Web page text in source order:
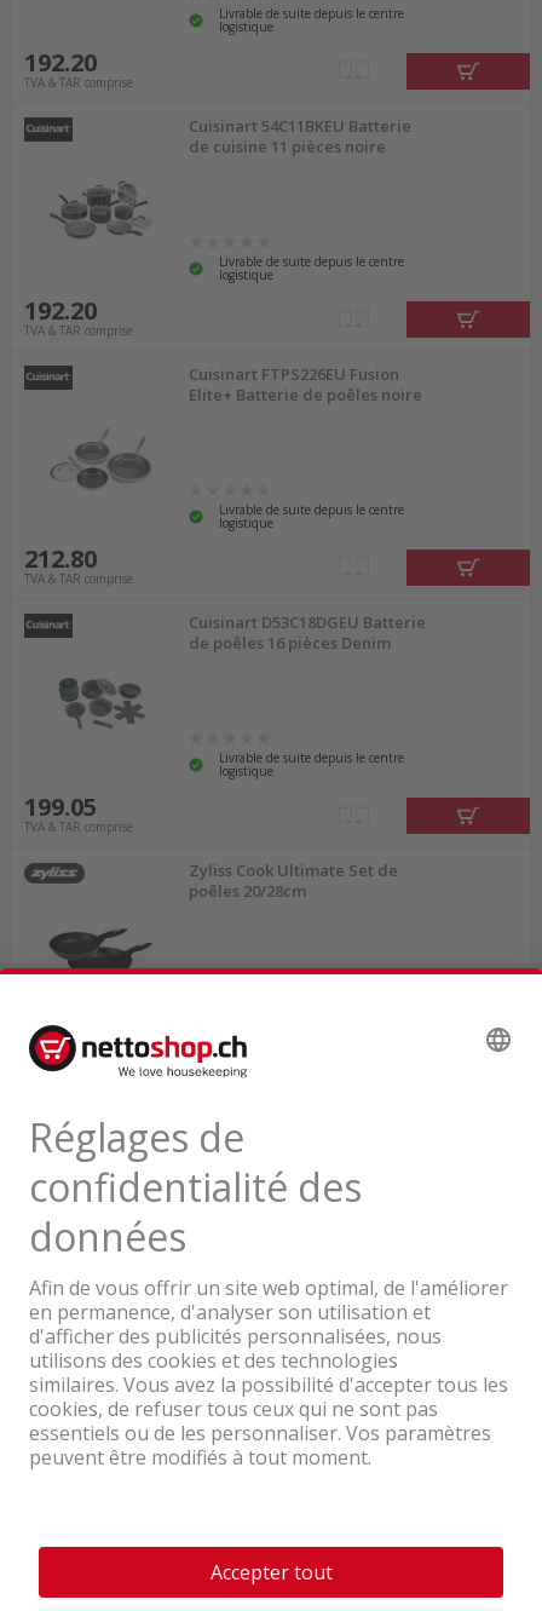
Livrable de suite depuis le centre
logistique
192.20
TVA & TAR comprise
Cuisinart 54C11BKEU Batterie
de cuisine 11 pièces noire
Livrable de suite depuis le centre
logistique
192.20
TVA & TAR comprise
Cuisinart FTPS226EU Fusion
Elite+ Batterie de poêles noire
Livrable de suite depuis le centre
logistique
212.80
TVA & TAR comprise
Cuisinart D53C18DGEU Batterie
de poêles 16 pièces Denim
Livrable de suite depuis le centre
logistique
199.05
TVA & TAR comprise
Zyliss Cook Ultimate Set de
poêles 20/28cm
71.15
TVA & TAR comprise
Une entreprise du Groupe Coop